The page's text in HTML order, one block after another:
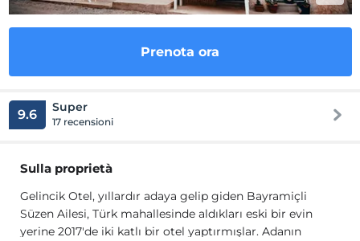
Prenota ora
9.6 Super
17 recensioni
Sulla proprietà
Gelincik Otel, yıllardır adaya gelip giden Bayramiçli
Süzen Ailesi, Türk mahallesinde aldıkları eski bir evin
yerine 2017'de iki katlı bir otel yaptırmışlar. Adanın